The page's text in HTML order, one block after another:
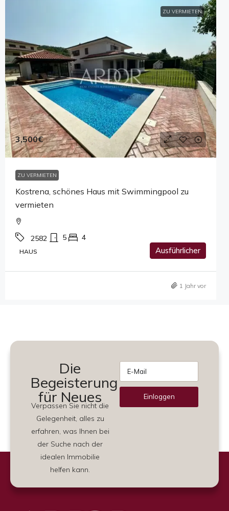
ZU VERMIETEN
3,500€
ZU VERMIETEN
Kostrena, schönes Haus mit Swimmingpool zu
vermieten
2582 5 4
HAUS Ausführlicher
1 Jahr vor
Die
Begeisterung
für Neues
Verpassen Sie nicht die
Gelegenheit, alles zu
erfahren, was Ihnen bei
der Suche nach der
idealen Immobilie
helfen kann.
Einloggen